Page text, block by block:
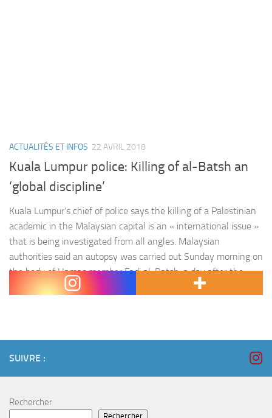
ACTUALITÉS ET INFOS 22 AVRIL 2018
Kuala Lumpur police: Killing of al-Batsh an
‘global discipline’
Kuala Lumpur’s chief of police says the killing of a Palestinian
academic in the Malaysian capital is an « international issue »
that is being investigated from all angles. Malaysian
authorities said an autopsy was carried out Sunday morning on
the body of Hamas member Fadi al-Batsh, a day after the
drive-by shooting that Hamas and the…
SUIVRE :
Rechercher
Rechercher